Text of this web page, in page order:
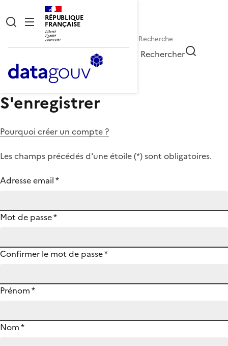
RÉPUBLIQUE
FRANÇAISE
Rechercher
S'enregistrer
Pourquoi créer un compte ?
Les champs précédés d'une étoile (*) sont obligatoires.
Adresse email*
Mot de passe*
Confirmer le mot de passe*
Prénom*
Nom*